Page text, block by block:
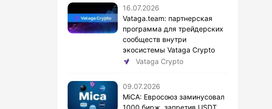
16.07.2026
Vataga.team: партнерская
программа для трейдерских
сообществ внутри
экосистемы Vataga Crypto
Vataga Crypto
09.07.2026
MiCA: Евросоюз заминусовал
1000 бирж, запретив USDT.